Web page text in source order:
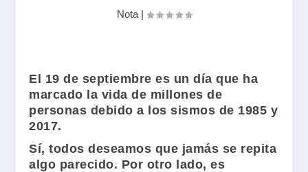
Nota|
El 19 de septiembre es un día que ha
marcado la vida de millones de
personas debido a los sismos de 1985 y
2017.
Sí, todos deseamos que jamás se repita
algo parecido. Por otro lado, es